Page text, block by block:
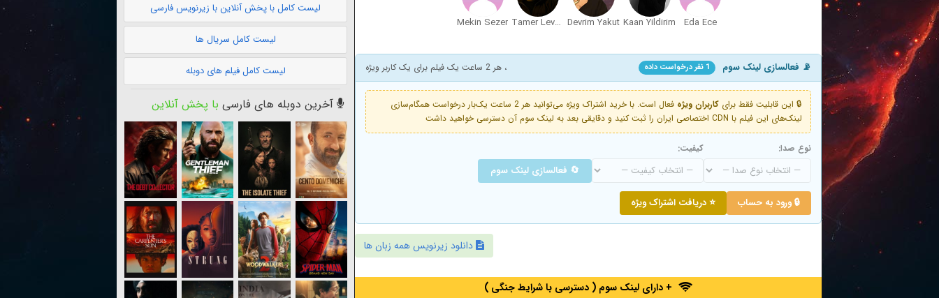
Eda Ece
Kaan Yildirim
Devrim Yakut
Tamer Levent
Mekin Sezer
📡 فعالسازی لینک سوم 1 نفر درخواست داده ، هر 2 ساعت یک فیلم برای یک کاربر ویژه
🔒 این قابلیت فقط برای کاربران ویژه
فعال است. با خرید اشتراک ویژه می‌توانید هر 2 ساعت یک‌بار درخواست همگام‌سازی
لینک‌های این فیلم با CDN اختصاصی ایران را ثبت کنید و دقایقی بعد به لینک سوم آن دسترسی خواهید داشت
نوع صدا: کیفیت:
🔄 فعالسازی لینک سوم
🔒 ورود به حساب ⭐ دریافت اشتراک ویژه
دانلود زیرنویس همه زبان ها
+ دارای لینک سوم ( دسترسی با شرایط جنگی )
لیست کامل با پخش آنلاین با زیرنویس فارسی
لیست کامل سریال ها
لیست کامل فیلم های دوبله
آخرین دوبله های فارسی با پخش آنلاین